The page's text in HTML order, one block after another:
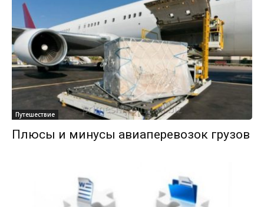
Путешествие
Плюсы и минусы авиаперевозок грузов